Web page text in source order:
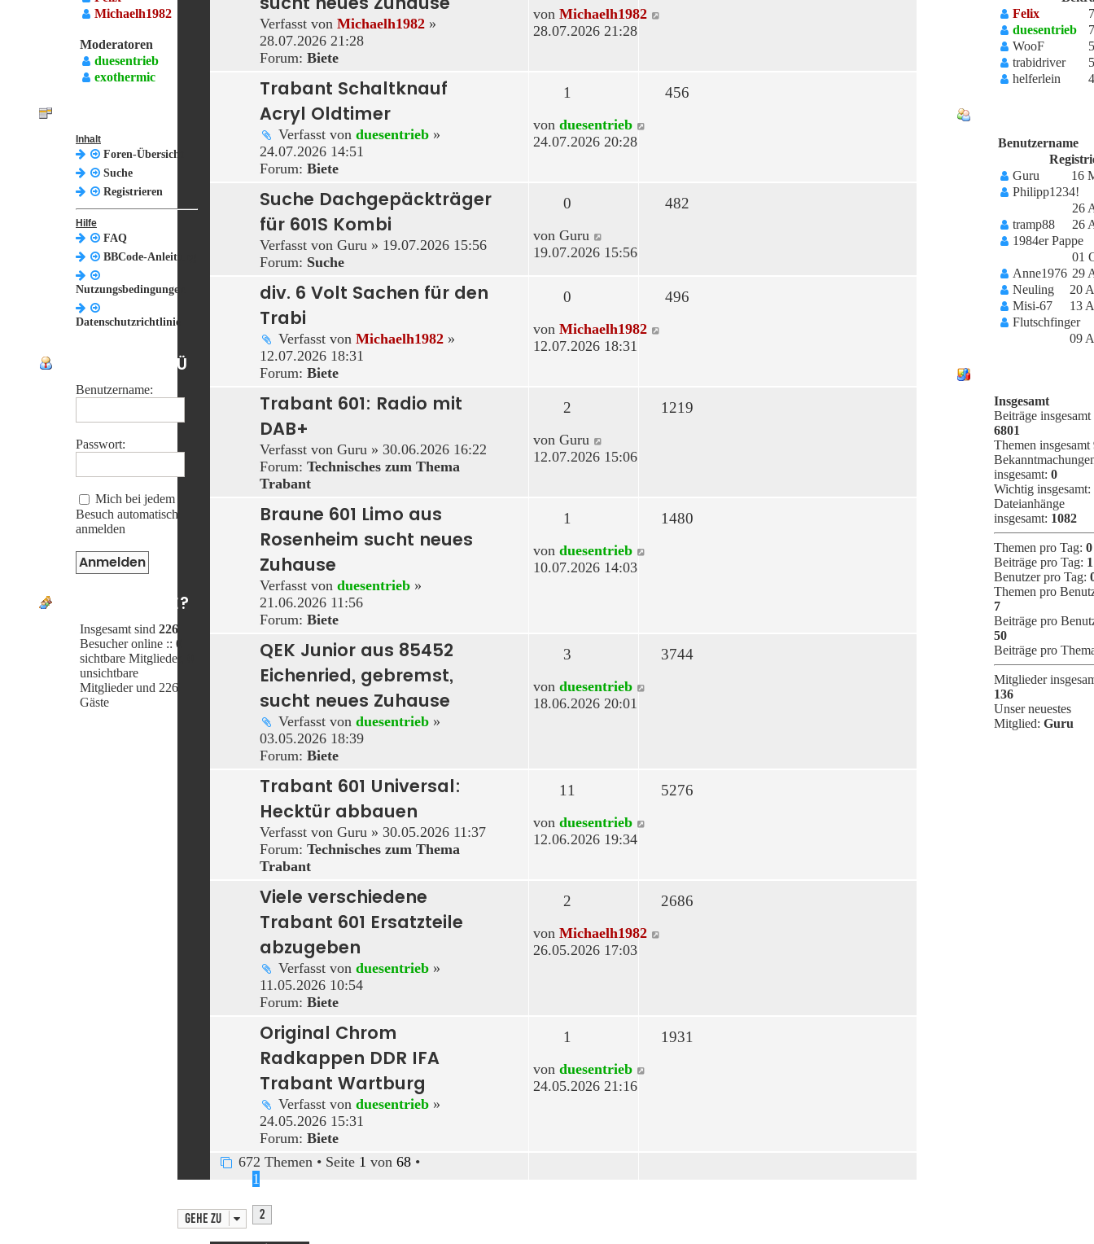
Verfasst von Michaelh1982 »
28.07.2026 21:28
Forum: Biete
von Michaelh1982
28.07.2026 21:28
Trabant Schaltknauf
Acryl Oldtimer
Verfasst von duesentrieb »
24.07.2026 14:51
Forum: Biete
1 456
von duesentrieb
24.07.2026 20:28
Suche Dachgepäckträger
für 601S Kombi
Verfasst von Guru » 19.07.2026 15:56
Forum: Suche
0 482
von Guru
Beitrag
19.07.2026 15:56
div. 6 Volt Sachen für den
Trabi
Verfasst von Michaelh1982 »
12.07.2026 18:31
Forum: Biete
0 496
von Michaelh1982
12.07.2026 18:31
Trabant 601: Radio mit
DAB+
Verfasst von Guru » 30.06.2026 16:22
Forum: Technisches zum Thema
Trabant
2 1219
von Guru
Beitrag
12.07.2026 15:06
Braune 601 Limo aus
Rosenheim sucht neues
Zuhause
Verfasst von duesentrieb »
21.06.2026 11:56
Forum: Biete
1 1480
von duesentrieb
10.07.2026 14:03
QEK Junior aus 85452
Eichenried, gebremst,
sucht neues Zuhause
Verfasst von duesentrieb »
03.05.2026 18:39
Forum: Biete
3 3744
von duesentrieb
18.06.2026 20:01
Trabant 601 Universal:
Hecktür abbauen
Verfasst von Guru » 30.05.2026 11:37
Forum: Technisches zum Thema
Trabant
11 5276
von duesentrieb
12.06.2026 19:34
Viele verschiedene
Trabant 601 Ersatzteile
abzugeben
Verfasst von duesentrieb »
11.05.2026 10:54
Forum: Biete
2 2686
von Michaelh1982
26.05.2026 17:03
Original Chrom
Radkappen DDR IFA
Trabant Wartburg
Verfasst von duesentrieb »
24.05.2026 15:31
Forum: Biete
1 1931
von duesentrieb
24.05.2026 21:16
672 Themen • Seite 1 von 68 •
1
2
Gehe zu
Michaelh1982
Moderatoren
duesentrieb
exothermic
Inhalt
Foren-Übersicht
Suche
Registrieren
Hilfe
FAQ
BBCode-Anleitung
Nutzungsbedingungen
Datenschutzrichtlinie
BENUTZER-MENÜ
Benutzername:
Passwort:
Mich bei jedem
Besuch automatisch
anmelden
WER IST ONLINE?
Insgesamt sind 226
Besucher online :: 0
sichtbare Mitglieder, 0
unsichtbare
Mitglieder und 226
Gäste
Felix
duesentrieb
WooF
trabidriver
helferlein
Benutzername
Guru
16
Philipp1234!
26
tramp88
26
1984er Pappe
01
Anne1976 29
Neuling
20
Misi-67
13
Flutschfinger
09
Insgesamt
Beiträge insgesamt
6801
Themen insgesamt
insgesamt: 0
Wichtig insgesamt:
Dateianhänge
insgesamt: 1082
Themen pro Tag: 0
Beiträge pro Tag: 1
Benutzer pro Tag:
Themen pro
7
Beiträge pro
50
Beiträge pro
Mitglieder
136
Unser neuestes
Mitglied: Guru